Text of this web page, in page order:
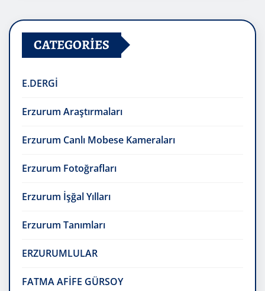
CATEGORIES
E.DERGİ
Erzurum Araştırmaları
Erzurum Canlı Mobese Kameraları
Erzurum Fotoğrafları
Erzurum İşğal Yılları
Erzurum Tanımları
ERZURUMLULAR
FATMA AFİFE GÜRSOY